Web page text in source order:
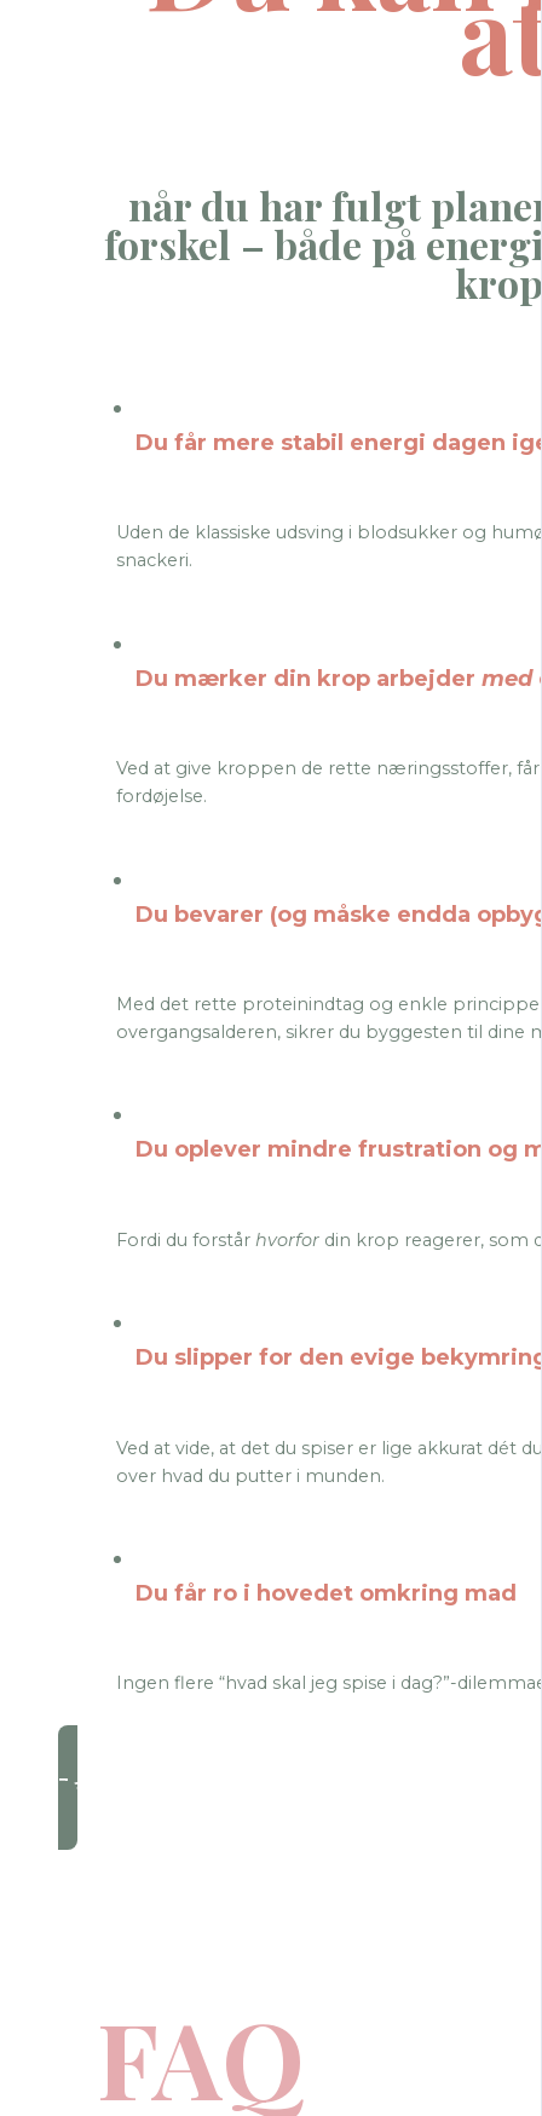
når du har fulgt
forskel – både på
Du får mere stabil energi dagen
Uden de klassiske udsving i blodsukker og
snackeri.
Du mærker din krop arbejder med
Ved at give kroppen de rette næringsstoffer,
fordøjelse.
Du bevarer (og måske endda
Med det rette proteinindtag og enkle
overgangsalderen, sikrer du byggesten til dine
Du oplever mindre frustration og
Fordi du forstår hvorfor din krop reagerer, som
Du slipper for den evige
Ved at vide, at det du spiser er lige akkurat dét
over hvad du putter i munden.
Du får ro i hovedet omkring mad
Ingen flere “hvad skal jeg spise i dag?”-
Ja tak - lad mig komme igang
FAQ